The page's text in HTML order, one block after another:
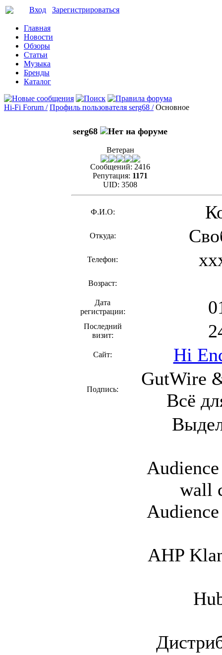
Вход Зарегистрироваться
Главная
Новости
Обзоры
Статьи
Музыка
Бренды
Каталог
Hi-Fi Forum / Профиль пользователя serg68 / Основное
serg68
Ветеран
Сообщений: 2416
Репутация: 1171
UID: 3508
Ф.И.О:
Откуда:
Телефон:
Возраст:
Дата
регистрации:
Последний
визит:
Сайт: Hi
Подпись:
GutWire
Всё
wall
AHP